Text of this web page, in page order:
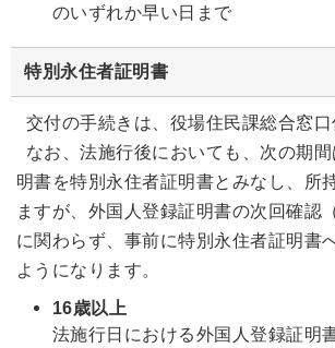
のいずれか早い日まで
特別永住者証明書
交付の手続きは、役場住民課総合窓口
なお、法施行後においても、次の期
明書を特別永住者証明書とみなし、所
ますが、外国人登録証明書の次回確認
に関わらず、事前に特別永住者証明書
ようになります。
16歳以上
法施行日における外国人登録証明